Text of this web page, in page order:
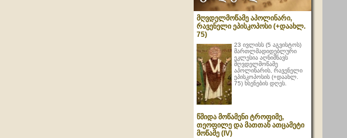
მღვდელმოწამე აპოლინარი,
რავენელი ეპისკოპოსი (+დაახლ.
75)
23 ივლისს (5 აგვისტოს)
მართლმადიდებლური
ეკლესია აღნიშნავს
მღვდელმოწამე
აპოლინარის, რავენელი
ეპისკოპოსის (+დაახლ.
75) ხსენების დღეს.
წმიდა მოწამენი ტროფიმე,
თეოფილე და მათთან ათცამეტი
მოწამე (IV)